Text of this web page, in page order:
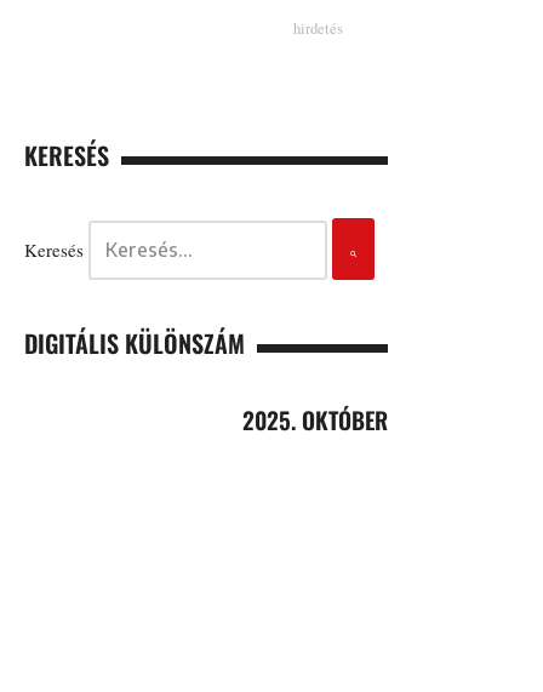
KERESÉS
Keresés
DIGITÁLIS KÜLÖNSZÁM
2025. OKTÓBER